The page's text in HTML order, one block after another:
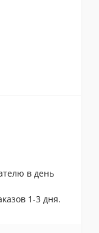
в день
1-3 дня.